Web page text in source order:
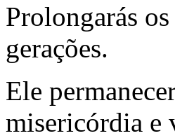
Prolongarás
gerações.
Ele
misericórdia e